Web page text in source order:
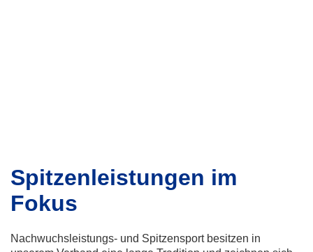
Spitzenleistungen im
Fokus
Nachwuchsleistungs- und Spitzensport besitzen in